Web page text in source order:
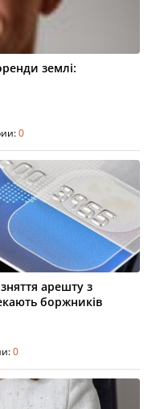
землі:
0
арешту з
боржників
0